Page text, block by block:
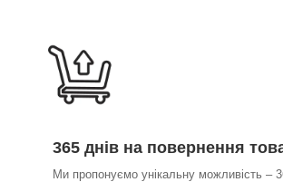
365 днів на повернення
Ми пропонуємо унікальну можливість –